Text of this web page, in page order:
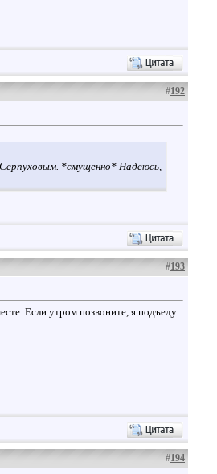
#192
Серпуховым. *смущенно* Надеюсь,
#193
Если утром позвоните, я подъеду
#194